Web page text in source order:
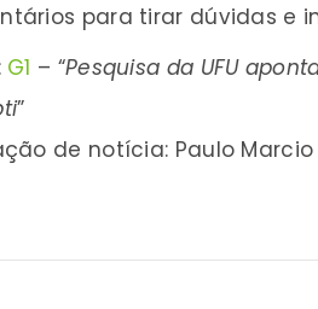
para tirar dúvidas e
G1 – “Pesquisa da UFU
”
de notícia: Paulo Marcio